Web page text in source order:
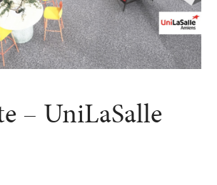
– UniLaSalle